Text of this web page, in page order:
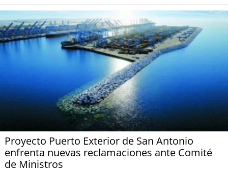
Proyecto Puerto Exterior de San Antonio
enfrenta nuevas reclamaciones ante Comité
de Ministros